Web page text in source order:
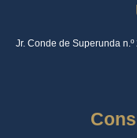
Jr. Conde de Superunda